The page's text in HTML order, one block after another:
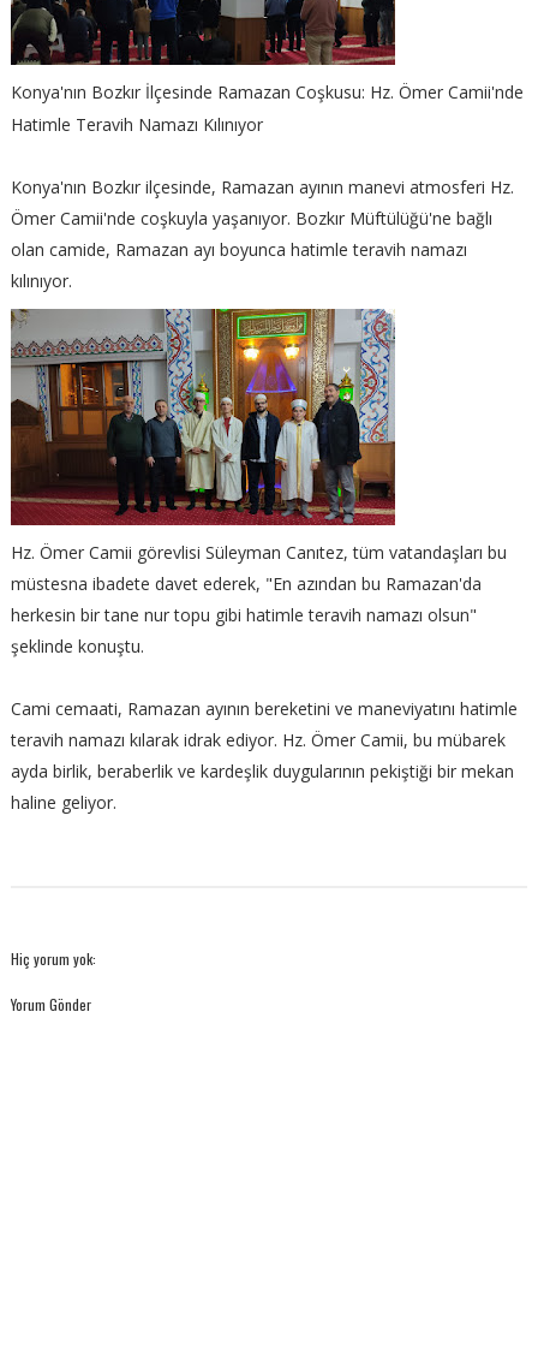
Konya'nın Bozkır İlçesinde Ramazan Coşkusu: Hz. Ömer Camii'nde
Hatimle Teravih Namazı Kılınıyor
Konya'nın Bozkır ilçesinde, Ramazan ayının manevi atmosferi Hz.
Ömer Camii'nde coşkuyla yaşanıyor. Bozkır Müftülüğü'ne bağlı
olan camide, Ramazan ayı boyunca hatimle teravih namazı
kılınıyor.
Hz. Ömer Camii görevlisi Süleyman Canıtez, tüm vatandaşları bu
müstesna ibadete davet ederek, "En azından bu Ramazan'da
herkesin bir tane nur topu gibi hatimle teravih namazı olsun"
şeklinde konuştu.
Cami cemaati, Ramazan ayının bereketini ve maneviyatını hatimle
teravih namazı kılarak idrak ediyor. Hz. Ömer Camii, bu mübarek
ayda birlik, beraberlik ve kardeşlik duygularının pekiştiği bir mekan
haline geliyor.
Hiç yorum yok:
Yorum Gönder